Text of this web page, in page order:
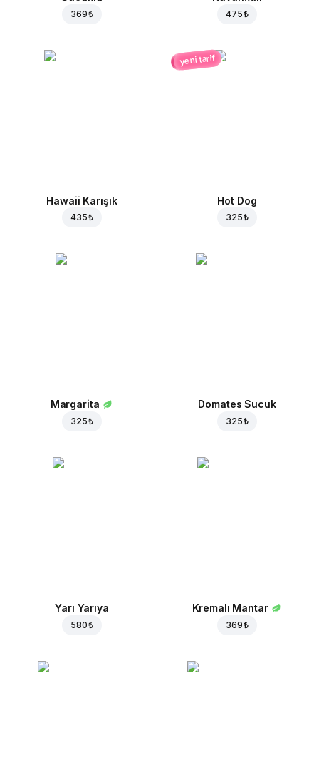
369 ₺ 475 ₺
Hawaii Karışık
435 ₺
yeni tarif
Hot Dog
325 ₺
Margarita
325 ₺
Domates Sucuk
325 ₺
Yarı Yarıya
580 ₺
Kremalı Mantar
369 ₺